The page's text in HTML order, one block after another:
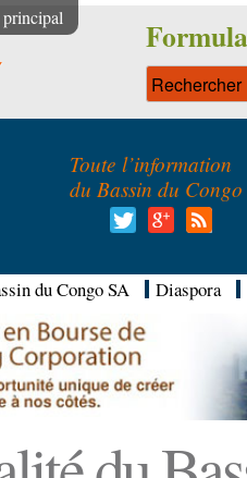
Toute l’information
du Bassin du Congo
du Congo SA Diaspora